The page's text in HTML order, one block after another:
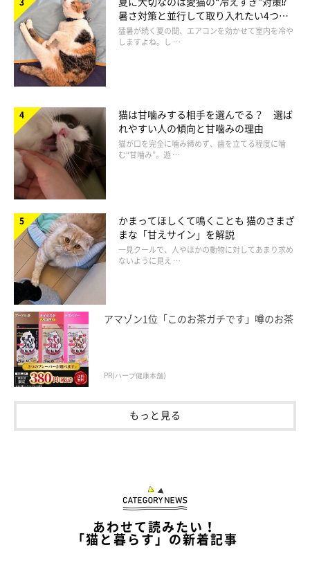
猫風邪は、免疫力や体力がない子猫が感染して発症すると、重症
化することが多く、治療が遅れると命を落とすこともある病気で
す。また、ほかの感染症にかかっている場合は、さらに免疫力が
低下するので、症状がひどく出てしまうことがあります。
治療法や予防法は？
暑さ対策と並行して取り入れたい4つの
工夫
猛暑が続く夏の間、エアコンを効かせて室内を冷や
しますよね。し …
猫は甘噛みする相手を選んでる？ 選ば
れやすい人の傾向と甘噛みの理由
猫が口を完全に噛み締めず、歯を立てる程度に噛
む“甘噛み”。遊 …
かまってほしくて鳴くことも 猫のさまざ
まな「甘えサイン」を解説
一見クールで、人やほかの動物に対してあまり求め
ないように見え …
アマゾン1位「このお茶ガチです」噂のお茶
PR(ハーブ健康本舗)
もっと見る
あわせて読みたい！
「猫と暮らす」の新着記事